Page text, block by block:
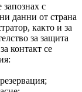
с
данни от страна
както и за
за защита
контакт се